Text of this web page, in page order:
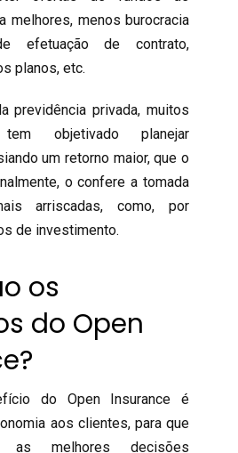
melhores, menos burocracia
efetuação de contrato,
planos, etc.
previdência privada, muitos
objetivado planejar
um retorno maior, que o
o confere a tomada
arriscadas, como, por
de investimento.
os
do Open
do Open Insurance é
aos clientes, para que
as melhores decisões